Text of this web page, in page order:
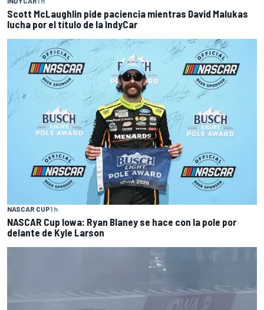
Scott McLaughlin pide paciencia mientras David Malukas
lucha por el título de la IndyCar
NASCAR CUP1 h
NASCAR Cup Iowa: Ryan Blaney se hace con la pole por
delante de Kyle Larson